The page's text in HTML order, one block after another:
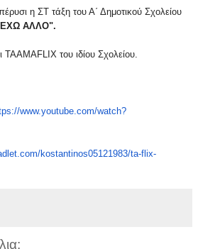
η ΣΤ τάξη του Α΄ Δημοτικού Σχολείου
ΑΛΛΟ".
του ιδίου Σχολείου.
www.youtube.com/watch?
kostantinos05121983/ta-flix-